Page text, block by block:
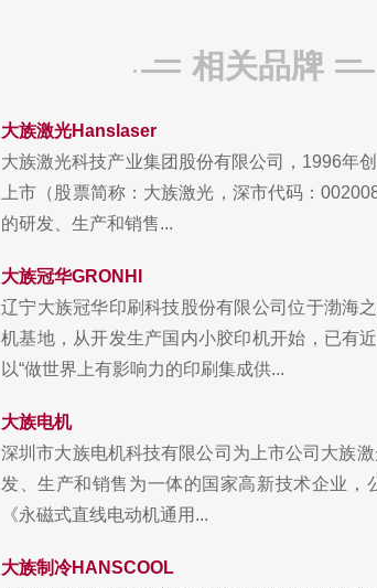
相关品牌
大族激光Hanslaser
大族激光科技产业集团股份有限公司，1996年
上市（股票简称：大族激光，深市代码：
的研发、生产和销售...
大族冠华GRONHI
辽宁大族冠华印刷科技股份有限公司位于渤海
机基地，从开发生产国内小胶印机开始，已有
以“做世界上有影响力的印刷集成供...
大族电机
深圳市大族电机科技有限公司为上市公司大族
发、生产和销售为一体的国家高新技术企业
《永磁式直线电动机通用...
大族制冷HANSCOOL